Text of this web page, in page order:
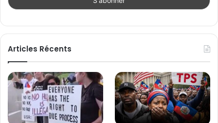
Articles Récents